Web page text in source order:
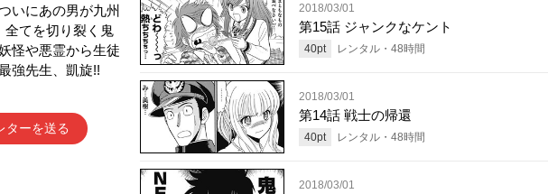
いにあの男が九州
てを切り裂く鬼
怪や悪霊から生徒
強先生、凱旋!!
ターを送る
2018/03/01
第15話 ジャンクなケント
40pt レンタル・ 48時間
2018/03/01
第14話 戦士の帰還
40pt レンタル・ 48時間
2018/03/01